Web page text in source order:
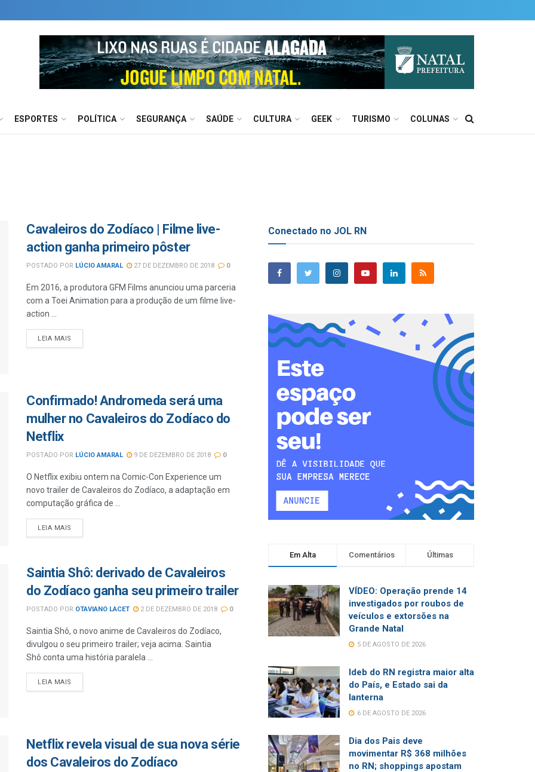
ESPORTES POLÍTICA SEGURANÇA SAÚDE CULTURA GEEK TURISMO COLUNAS
Cavaleiros do Zodíaco | Filme live-
action ganha primeiro pôster
POSTADO POR LÚCIO AMARAL 27 DE DEZEMBRO DE 2018 0
Em 2016, a produtora GFM Films anunciou uma parceria
com a Toei Animation para a produção de um filme live-
action ...
LEIA MAIS
Confirmado! Andromeda será uma
mulher no Cavaleiros do Zodíaco do
Netflix
POSTADO POR LÚCIO AMARAL 9 DE DEZEMBRO DE 2018 0
O Netflix exibiu ontem na Comic-Con Experience um
novo trailer de Cavaleiros do Zodíaco, a adaptação em
computação gráfica de ...
LEIA MAIS
Saintia Shô: derivado de Cavaleiros
do Zodíaco ganha seu primeiro trailer
POSTADO POR OTAVIANO LACET 2 DE DEZEMBRO DE 2018 0
Saintia Shô, o novo anime de Cavaleiros do Zodíaco,
divulgou o seu primeiro trailer; veja acima. Saintia
Shô conta uma história paralela ...
LEIA MAIS
Netflix revela visual de sua nova série
dos Cavaleiros do Zodíaco
Conectado no JOL RN
Em Alta Comentários Últimas
VÍDEO: Operação prende 14
investigados por roubos de
veículos e extorsões na
Grande Natal
5 DE AGOSTO DE 2026
Ideb do RN registra maior alta
do País, e Estado sai da
lanterna
6 DE AGOSTO DE 2026
Dia dos Pais deve
movimentar R$ 368 milhões
no RN; shoppings apostam